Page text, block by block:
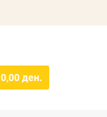
0,00 ден.